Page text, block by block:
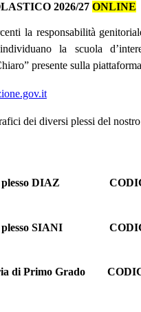
2026/27 ONLINE
la responsabilità
la scuola
presente sulla
dei diversi plessi del
DIAZ
SIANI
di Primo Grado